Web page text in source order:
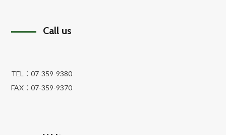
Call us
TEL：07-359-9380
FAX：07-359-9370